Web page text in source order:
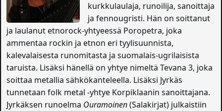
kurkkulaulaja, runoilija, sanoittaja
ja fennougristi. Hän on soittanut
ja laulanut etnorock-yhtyeessä Poropetra, joka
ammentaa rockin ja etnon eri tyylisuunnista,
kalevalaisesta runomitasta ja suomalais-ugrilaisista
taruista. Lisäksi hänellä on yhtye nimeltä Tevana 3, joka
soittaa metallia sähkökanteleella. Lisäksi Jyrkäs
tunnetaan folk metal -yhtye Korpiklaanin sanoittajana.
Jyrkäksen runoelma Ouramoinen(Salakirjat) julkaistiin